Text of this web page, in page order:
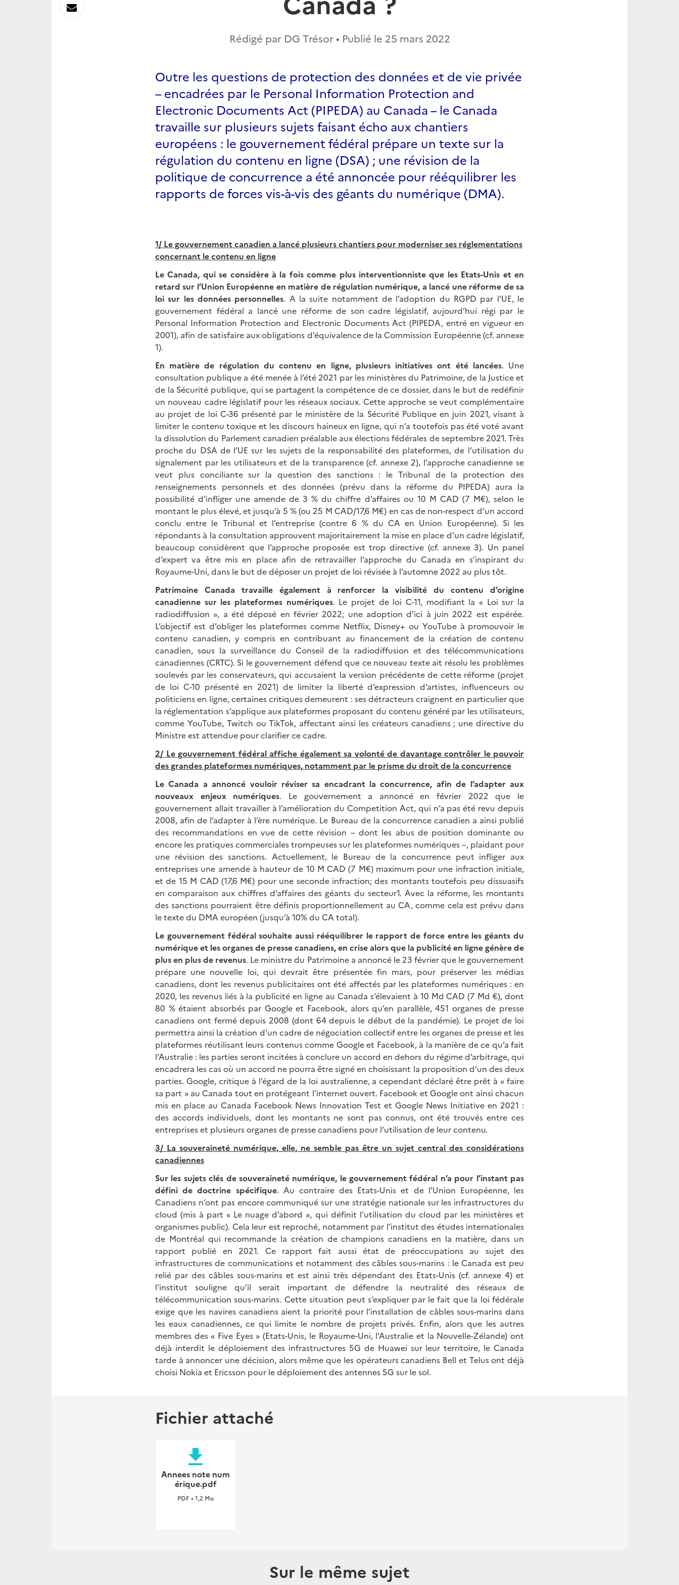
Rédigé par DG Trésor • Publié le 25 mars 2022
Outre les questions de protection des données et de vie privée
– encadrées par le Personal Information Protection and
Electronic Documents Act (PIPEDA) au Canada – le Canada
travaille sur plusieurs sujets faisant écho aux chantiers
européens : le gouvernement fédéral prépare un texte sur la
régulation du contenu en ligne (DSA) ; une révision de la
politique de concurrence a été annoncée pour rééquilibrer les
rapports de forces vis-à-vis des géants du numérique (DMA).
1/ Le gouvernement canadien a lancé plusieurs chantiers pour moderniser ses réglementations
concernant le contenu en ligne
Le Canada, qui se considère à la fois comme plus interventionniste que les Etats-Unis et en
retard sur l’Union Européenne en matière de régulation numérique, a lancé une réforme de sa
loi sur les données personnelles. A la suite notamment de l’adoption du RGPD par l’UE, le
gouvernement fédéral a lancé une réforme de son cadre législatif, aujourd’hui régi par le
Personal Information Protection and Electronic Documents Act (PIPEDA, entré en vigueur en
2001), afin de satisfaire aux obligations d’équivalence de la Commission Européenne (cf. annexe
1).
En matière de régulation du contenu en ligne, plusieurs initiatives ont été lancées. Une
consultation publique a été menée à l’été 2021 par les ministères du Patrimoine, de la Justice et
de la Sécurité publique, qui se partagent la compétence de ce dossier, dans le but de redéfinir
un nouveau cadre législatif pour les réseaux sociaux. Cette approche se veut complémentaire
au projet de loi C-36 présenté par le ministère de la Sécurité Publique en juin 2021, visant à
limiter le contenu toxique et les discours haineux en ligne, qui n’a toutefois pas été voté avant
la dissolution du Parlement canadien préalable aux élections fédérales de septembre 2021. Très
proche du DSA de l’UE sur les sujets de la responsabilité des plateformes, de l’utilisation du
signalement par les utilisateurs et de la transparence (cf. annexe 2), l’approche canadienne se
veut plus conciliante sur la question des sanctions : le Tribunal de la protection des
renseignements personnels et des données (prévu dans la réforme du PIPEDA) aura la
possibilité d’infliger une amende de 3 % du chiffre d’affaires ou 10 M CAD (7 M€), selon le
montant le plus élevé, et jusqu’à 5 % (ou 25 M CAD/17,6 M€) en cas de non-respect d’un accord
conclu entre le Tribunal et l’entreprise (contre 6 % du CA en Union Européenne). Si les
répondants à la consultation approuvent majoritairement la mise en place d’un cadre législatif,
beaucoup considèrent que l’approche proposée est trop directive (cf. annexe 3). Un panel
d’expert va être mis en place afin de retravailler l’approche du Canada en s’inspirant du
Royaume-Uni, dans le but de déposer un projet de loi révisée à l’automne 2022 au plus tôt.
Patrimoine Canada travaille également à renforcer la visibilité du contenu d’origine
canadienne sur les plateformes numériques. Le projet de loi C-11, modifiant la « Loi sur la
radiodiffusion », a été déposé en février 2022; une adoption d’ici à juin 2022 est espérée.
L’objectif est d’obliger les plateformes comme Netflix, Disney+ ou YouTube à promouvoir le
contenu canadien, y compris en contribuant au financement de la création de contenu
canadien, sous la surveillance du Conseil de la radiodiffusion et des télécommunications
canadiennes (CRTC). Si le gouvernement défend que ce nouveau texte ait résolu les problèmes
soulevés par les conservateurs, qui accusaient la version précédente de cette réforme (projet
de loi C-10 présenté en 2021) de limiter la liberté d’expression d’artistes, influenceurs ou
politiciens en ligne, certaines critiques demeurent : ses détracteurs craignent en particulier que
la réglementation s’applique aux plateformes proposant du contenu généré par les utilisateurs,
comme YouTube, Twitch ou TikTok, affectant ainsi les créateurs canadiens ; une directive du
Ministre est attendue pour clarifier ce cadre.
2/ Le gouvernement fédéral affiche également sa volonté de davantage contrôler le pouvoir
des grandes plateformes numériques, notamment par le prisme du droit de la concurrence
Le Canada a annoncé vouloir réviser sa encadrant la concurrence, afin de l’adapter aux
nouveaux enjeux numériques. Le gouvernement a annoncé en février 2022 que le
gouvernement allait travailler à l’amélioration du Competition Act, qui n’a pas été revu depuis
2008, afin de l’adapter à l’ère numérique. Le Bureau de la concurrence canadien a ainsi publié
des recommandations en vue de cette révision – dont les abus de position dominante ou
encore les pratiques commerciales trompeuses sur les plateformes numériques –, plaidant pour
une révision des sanctions. Actuellement, le Bureau de la concurrence peut infliger aux
entreprises une amende à hauteur de 10 M CAD (7 M€) maximum pour une infraction initiale,
et de 15 M CAD (17,6 M€) pour une seconde infraction; des montants toutefois peu dissuasifs
en comparaison aux chiffres d’affaires des géants du secteur1. Avec la réforme, les montants
des sanctions pourraient être définis proportionnellement au CA, comme cela est prévu dans
le texte du DMA européen (jusqu’à 10% du CA total).
Le gouvernement fédéral souhaite aussi rééquilibrer le rapport de force entre les géants du
numérique et les organes de presse canadiens, en crise alors que la publicité en ligne génère de
plus en plus de revenus. Le ministre du Patrimoine a annoncé le 23 février que le gouvernement
prépare une nouvelle loi, qui devrait être présentée fin mars, pour préserver les médias
canadiens, dont les revenus publicitaires ont été affectés par les plateformes numériques : en
2020, les revenus liés à la publicité en ligne au Canada s’élevaient à 10 Md CAD (7 Md €), dont
80 % étaient absorbés par Google et Facebook, alors qu’en parallèle, 451 organes de presse
canadiens ont fermé depuis 2008 (dont 64 depuis le début de la pandémie). Le projet de loi
permettra ainsi la création d’un cadre de négociation collectif entre les organes de presse et les
plateformes réutilisant leurs contenus comme Google et Facebook, à la manière de ce qu’a fait
l’Australie : les parties seront incitées à conclure un accord en dehors du régime d’arbitrage, qui
encadrera les cas où un accord ne pourra être signé en choisissant la proposition d’un des deux
parties. Google, critique à l’égard de la loi australienne, a cependant déclaré être prêt à « faire
sa part » au Canada tout en protégeant l’internet ouvert. Facebook et Google ont ainsi chacun
mis en place au Canada Facebook News Innovation Test et Google News Initiative en 2021 :
des accords individuels, dont les montants ne sont pas connus, ont été trouvés entre ces
entreprises et plusieurs organes de presse canadiens pour l’utilisation de leur contenu.
3/ La souveraineté numérique, elle, ne semble pas être un sujet central des considérations
canadiennes
Sur les sujets clés de souveraineté numérique, le gouvernement fédéral n’a pour l’instant pas
défini de doctrine spécifique. Au contraire des Etats-Unis et de l’Union Européenne, les
Canadiens n’ont pas encore communiqué sur une stratégie nationale sur les infrastructures du
cloud (mis à part « Le nuage d’abord », qui définit l’utilisation du cloud par les ministères et
organismes public). Cela leur est reproché, notamment par l’institut des études internationales
de Montréal qui recommande la création de champions canadiens en la matière, dans un
rapport publié en 2021. Ce rapport fait aussi état de préoccupations au sujet des
infrastructures de communications et notamment des câbles sous-marins : le Canada est peu
relié par des câbles sous-marins et est ainsi très dépendant des Etats-Unis (cf. annexe 4) et
l’institut souligne qu’il serait important de défendre la neutralité des réseaux de
télécommunication sous-marins. Cette situation peut s’expliquer par le fait que la loi fédérale
exige que les navires canadiens aient la priorité pour l’installation de câbles sous-marins dans
les eaux canadiennes, ce qui limite le nombre de projets privés. Enfin, alors que les autres
membres des « Five Eyes » (Etats-Unis, le Royaume-Uni, l’Australie et la Nouvelle-Zélande) ont
déjà interdit le déploiement des infrastructures 5G de Huawei sur leur territoire, le Canada
tarde à annoncer une décision, alors même que les opérateurs canadiens Bell et Telus ont déjà
choisi Nokia et Ericsson pour le déploiement des antennes 5G sur le sol.
Fichier attaché
file_download
Annees note num
érique.pdf
PDF • 1,2 Mo
Sur le même sujet
Envoyer